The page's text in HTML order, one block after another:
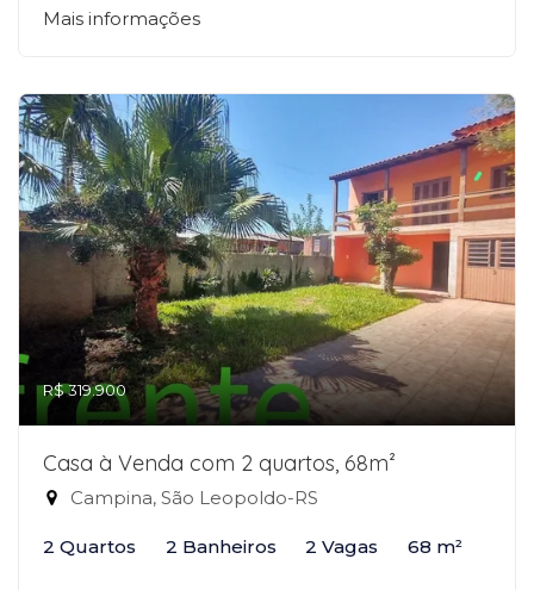
Mais informações
R$ 319.900
Casa à Venda com 2 quartos, 68m²
Campina, São Leopoldo-RS
2 Quartos 2 Banheiros 2 Vagas 68 m²